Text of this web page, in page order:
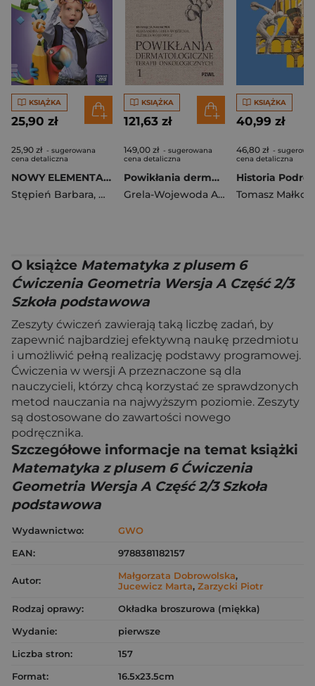
KSIĄŻKA
25,90 zł
25,90 zł - sugerowana
cena detaliczna
NOWY ELEMENTARZ ODKRYWCÓW Podręcznik klasa 1 częć 1 EDYCJA 2026
Stępień Barbara, Winiecka-Nowak Joanna Hryszkiewicz
KSIĄŻKA
121,63 zł
149,00 zł - sugerowana
cena detaliczna
Powikłania dermatologiczne terapii onkologicznych. Część 1
Grela-Wojewoda Aleksandra
,
KSIĄŻKA
40,99 zł
46,80 zł -
cena detaliczna
Tomasz
O książce Matematyka z plusem 6
Ćwiczenia Geometria Wersja A Część 2/3
Szkoła podstawowa
Zeszyty ćwiczeń zawierają taką liczbę zadań, by
zapewnić najbardziej efektywną naukę przedmiotu
i umożliwić pełną realizację podstawy programowej.
Ćwiczenia w wersji A przeznaczone są dla
nauczycieli, którzy chcą korzystać ze sprawdzonych
metod nauczania na najwyższym poziomie. Zeszyty
są dostosowane do zawartości nowego
podręcznika.
Szczegółowe informacje na temat książki
Matematyka z plusem 6 Ćwiczenia
Geometria Wersja A Część 2/3 Szkoła
podstawowa
Wydawnictwo:
GWO
EAN:
9788381182157
Autor: Małgorzata Dobrowolska,
Jucewicz Marta, Zarzycki Piotr
Rodzaj oprawy:
Okładka broszurowa (miękka)
Wydanie:
pierwsze
Liczba stron:
157
Format:
16.5x23.5cm